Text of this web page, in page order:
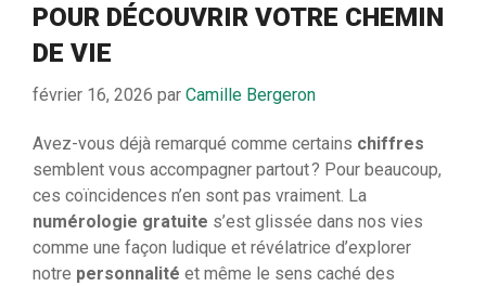
POUR DÉCOUVRIR VOTRE CHEMIN
DE VIE
février 16, 2026 par Camille Bergeron
Avez-vous déjà remarqué comme certains chiffres
semblent vous accompagner partout ? Pour beaucoup,
ces coïncidences n’en sont pas vraiment. La
numérologie gratuite s’est glissée dans nos vies
comme une façon ludique et révélatrice d’explorer
notre personnalité et même le sens caché des